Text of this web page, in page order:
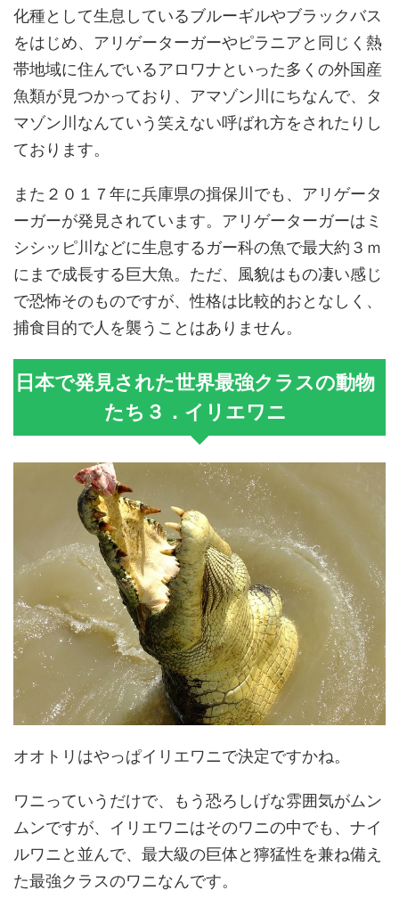
化種として生息しているブルーギルやブラックバス
をはじめ、アリゲーターガーやピラニアと同じく熱
帯地域に住んでいるアロワナといった多くの外国産
魚類が見つかっており、アマゾン川にちなんで、タ
マゾン川なんていう笑えない呼ばれ方をされたりし
ております。
また２０１７年に兵庫県の揖保川でも、アリゲータ
ーガーが発見されています。アリゲーターガーはミ
シシッピ川などに生息するガー科の魚で最大約３ｍ
にまで成長する巨大魚。ただ、風貌はもの凄い感じ
で恐怖そのものですが、性格は比較的おとなしく、
捕食目的で人を襲うことはありません。
日本で発見された世界最強クラスの動物
たち３．イリエワニ
オオトリはやっぱイリエワニで決定ですかね。
ワニっていうだけで、もう恐ろしげな雰囲気がムン
ムンですが、イリエワニはそのワニの中でも、ナイ
ルワニと並んで、最大級の巨体と獰猛性を兼ね備え
た最強クラスのワニなんです。